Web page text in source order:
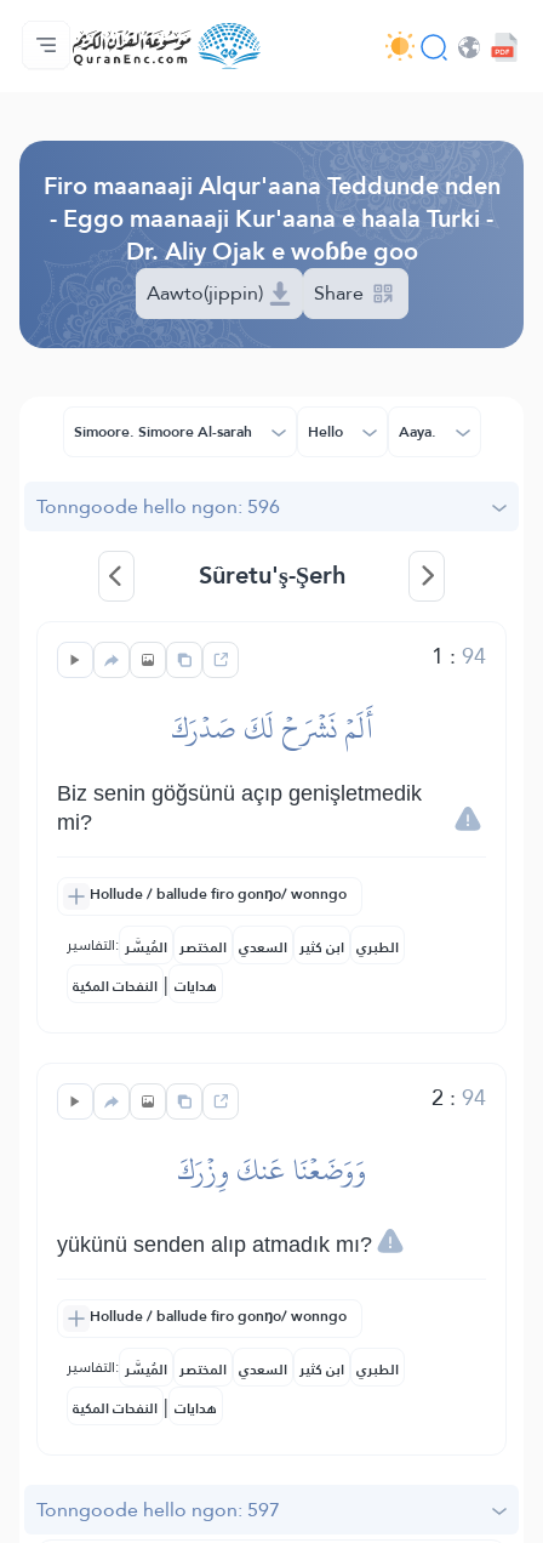
Jaɓɓorgo
Loowdi firooji ɗi
Audio
Golleeji topayɓe ( heyɗintinooɓe) ɓen - API
Fii eɓɓoore nde
Humpo'ndir e amen
Ɗemngal
Firo maanaaji Alqur'aana Teddunde nden
- Eggo maanaaji Kur'aana e haala Turki -
Dr. Aliy Ojak e woɓɓe goo
Aawto(jippin) Share
Simoore. Simoore Al-sarah Hello Aaya.
Tonngoode hello ngon: 596
Sûretu'ş-Şerh
1 :94
أَلَمۡ نَشۡرَحۡ لَكَ صَدۡرَكَ
Biz senin göğsünü açıp genişletmedik
mi?
Hollude / ballude firo gonŋo/ wonngo
التفاسير: المُيسَّر المختصر السعدي ابن كثير الطبري
النفحات المكية | هدايات
2 :94
وَوَضَعۡنَا عَنكَ وِزۡرَكَ
yükünü senden alıp atmadık mı?
Hollude / ballude firo gonŋo/ wonngo
التفاسير: المُيسَّر المختصر السعدي ابن كثير الطبري
النفحات المكية | هدايات
Tonngoode hello ngon: 597